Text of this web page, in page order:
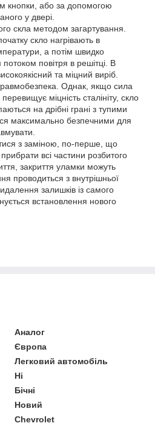
кнопки, або за допомогою
у двері.
скла методом загартування.
скло нагрівають в
а потім швидко
повітря в решітці. В
та міцний виріб.
Однак, якщо сила
міцність сталініту, скло
на дрібні грані з тупими
максимально безпечними для
з заміною, по-перше, що
всі частини розбитого
закриття уламки можуть
проводиться з внутрішньої
залишків із самого
встановлення нового
Аналог
Європа
Легковий автомобіль
Ні
Бічні
Новий
Chevrolet